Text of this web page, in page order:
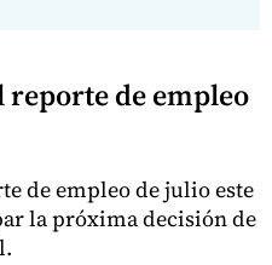
reporte de empleo
de empleo de julio este
la próxima decisión de